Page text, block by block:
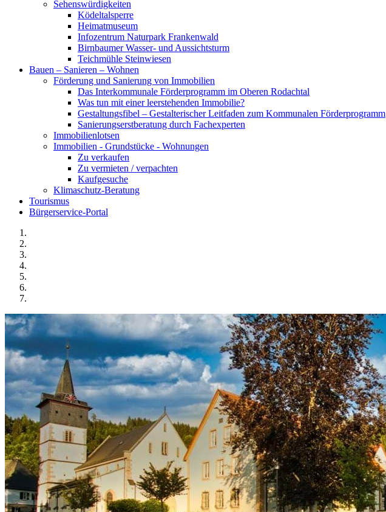
Sehenswürdigkeiten
Ködeltalsperre
Heimatmuseum
Infozentrum Naturpark Frankenwald
Birnbaumer Wasser- und Aussichtsturm
Teichmühle Steinwiesen
Bauen – Sanieren – Wohnen
Förderung und Sanierung von Immobilien
Das Interkommunale Förderprogramm im Oberen Rodachtal
Was tun mit einer leerstehenden Immobilie?
Gestaltungsfibel – Gestalterischer Leitfaden zum Kommunalen Förderprogramm
Sanierungserstberatung durch Fachexperten
Immobilienlotsen
Immobilien - Grundstücke - Wohnungen
Zu verkaufen
Zu vermieten / verpachten
Kaufgesuche
Klimaschutz-Beratung
Tourismus
Bürgerservice-Portal